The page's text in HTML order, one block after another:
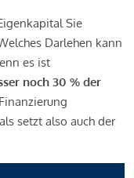
Sie
Darlehen kann
es ist
noch 30 % der
setzt also auch der